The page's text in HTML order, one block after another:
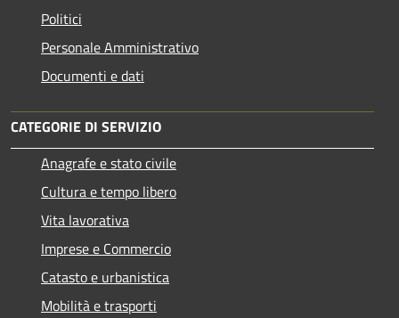
Politici
Personale Amministrativo
Documenti e dati
CATEGORIE DI SERVIZIO
Anagrafe e stato civile
Cultura e tempo libero
Vita lavorativa
Imprese e Commercio
Catasto e urbanistica
Mobilità e trasporti